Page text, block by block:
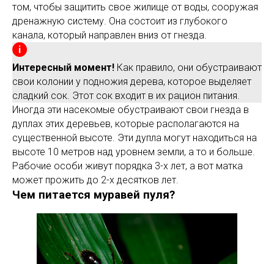
том, чтобы защитить свое жилище от воды, сооружая
дренажную систему. Она состоит из глубокого
канала, который направлен вниз от гнезда.
Интересный момент! Как правило, они обустраивают
свои колонии у подножия дерева, которое выделяет
сладкий сок. Этот сок входит в их рацион питания.
Иногда эти насекомые обустраивают свои гнезда в
дуплах этих деревьев, которые располагаются на
существенной высоте. Эти дупла могут находиться на
высоте 10 метров над уровнем земли, а то и больше.
Рабочие особи живут порядка 3-х лет, а вот матка
может прожить до 2-х десятков лет.
Чем питается муравей пуля?